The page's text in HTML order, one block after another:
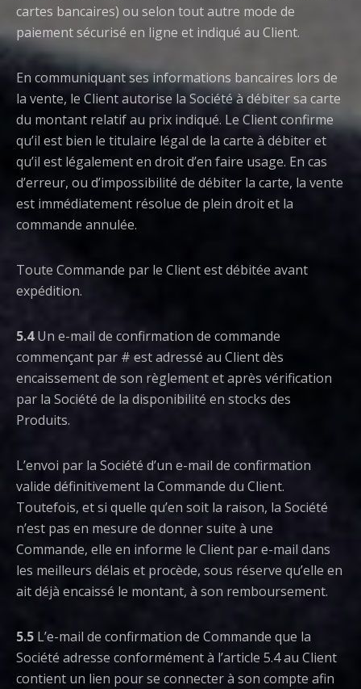
cartes bancaires) ou selon tout autre mode de
paiement sécurisé en ligne et indiqué au Client.
En communiquant ses informations bancaires lors de
la vente, le Client autorise la Société à débiter sa carte
du montant relatif au prix indiqué. Le Client confirme
qu’il est bien le titulaire légal de la carte à débiter et
qu’il est légalement en droit d’en faire usage. En cas
d’erreur, ou d’impossibilité de débiter la carte, la vente
est immédiatement résolue de plein droit et la
commande annulée.
Toute Commande par le Client est débitée avant
expédition.
5.4Un e-mail de confirmation de commande
commençant par # est adressé au Client dès
encaissement de son règlement et après vérification
par la Société de la disponibilité en stocks des
Produits.
L’envoi par la Société d’un e-mail de confirmation
valide définitivement la Commande du Client.
Toutefois, et si quelle qu’en soit la raison, la Société
n’est pas en mesure de donner suite à une
Commande, elle en informe le Client par e-mail dans
les meilleurs délais et procède, sous réserve qu’elle en
ait déjà encaissé le montant, à son remboursement.
5.5 L’e-mail de confirmation de Commande que la
Société adresse conformément à l’article 5.4 au Client
contient un lien pour se connecter à son compte afin